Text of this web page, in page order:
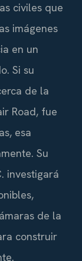
civiles que
imágenes
en un
Si su
de la
Road, fue
esa
Su
investigará
de la
construir